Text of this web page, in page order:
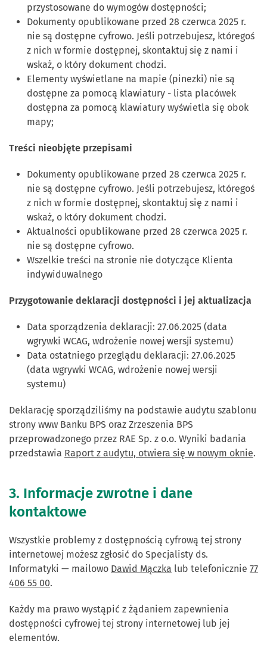
przystosowane do wymogów dostępności;
Dokumenty opublikowane przed 28 czerwca 2025 r.
nie są dostępne cyfrowo. Jeśli potrzebujesz, któregoś
z nich w formie dostępnej, skontaktuj się z nami i
wskaż, o który dokument chodzi.
Elementy wyświetlane na mapie (pinezki) nie są
dostępne za pomocą klawiatury - lista placówek
dostępna za pomocą klawiatury wyświetla się obok
mapy;
Treści nieobjęte przepisami
Dokumenty opublikowane przed 28 czerwca 2025 r.
nie są dostępne cyfrowo. Jeśli potrzebujesz, któregoś
z nich w formie dostępnej, skontaktuj się z nami i
wskaż, o który dokument chodzi.
Aktualności opublikowane przed 28 czerwca 2025 r.
nie są dostępne cyfrowo.
Wszelkie treści na stronie nie dotyczące Klienta
indywiduwalnego
Przygotowanie deklaracji dostępności i jej aktualizacja
Data sporządzenia deklaracji: 27.06.2025 (data
wgrywki WCAG, wdrożenie nowej wersji systemu)
Data ostatniego przeglądu deklaracji: 27.06.2025
(data wgrywki WCAG, wdrożenie nowej wersji
systemu)
Deklarację sporządziliśmy na podstawie audytu szablonu
strony www Banku BPS oraz Zrzeszenia BPS
przeprowadzonego przez RAE Sp. z o.o. Wyniki badania
przedstawia Raport z audytu, otwiera się w nowym oknie.
3. Informacje zwrotne i dane
kontaktowe
Wszystkie problemy z dostępnością cyfrową tej strony
internetowej możesz zgłosić do Specjalisty ds.
Informatyki — mailowo Dawid Mączka lub telefonicznie 77
406 55 00.
Każdy ma prawo wystąpić z żądaniem zapewnienia
dostępności cyfrowej tej strony internetowej lub jej
elementów.